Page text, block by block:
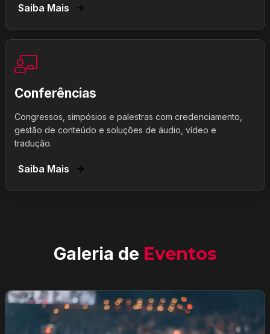
Saiba Mais
Conferências
Congressos, simpósios e palestras com credenciamento,
gestão de conteúdo e soluções de áudio, vídeo e
tradução.
Saiba Mais
Galeria de Eventos